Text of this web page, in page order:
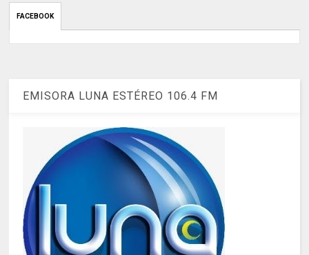
FACEBOOK
EMISORA LUNA ESTÉREO 106.4 FM